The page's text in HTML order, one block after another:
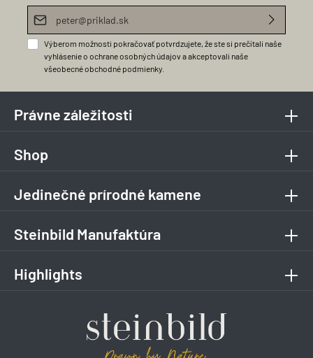
E-mailová adresa*
Výberom možnosti pokračovať potvrdzujete, že ste si prečítali naše
vyhlásenie o ochrane osobných údajova akceptovali naše
všeobecné obchodné podmienky
Právne záležitosti
Shop
Jedinečné prírodné kamene
Steinbild Manufaktúra
Highlights